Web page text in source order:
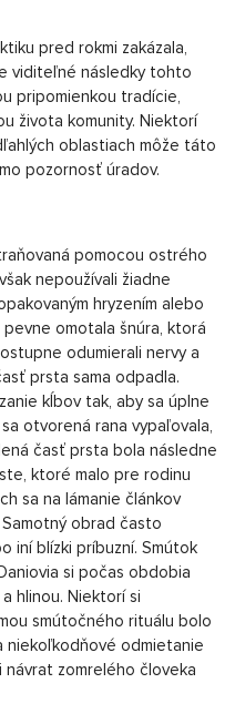
pred rokmi zakázala,
viditeľné následky tohto
pripomienkou tradície,
života komunity. Niektorí
oblastiach môže táto
pozornosť úradov.
pomocou ostrého
nepoužívali žiadne
hryzením alebo
omotala šnúra, ktorá
odumierali nervy a
prsta sama odpadla.
kĺbov tak, aby sa úplne
otvorená rana vypaľovala,
časť prsta bola následne
ktoré malo pre rodinu
sa na lámanie článkov
obrad často
iní blízki príbuzní. Smútok
si počas obdobia
hlinou. Niektorí si
smútočného rituálu bolo
niekoľkodňové odmietanie
zomrelého človeka